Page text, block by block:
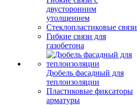
двусторонним
утолщением
Стеклопластиковые связи
Гибкие связи для
газобетона
Дюбель фасадный для
теплоизоляции
Пластиковые фиксаторы
арматуры